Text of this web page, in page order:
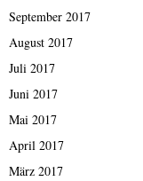
September 2017
August 2017
Juli 2017
Juni 2017
Mai 2017
April 2017
März 2017